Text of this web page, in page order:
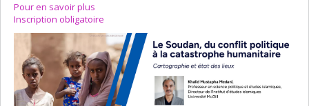
Pour en savoir plus
Inscription obligatoire